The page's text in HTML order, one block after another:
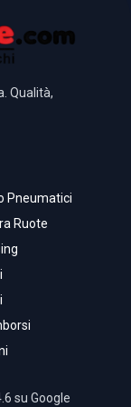
Qualità,
Pneumatici
Ruote
su Google